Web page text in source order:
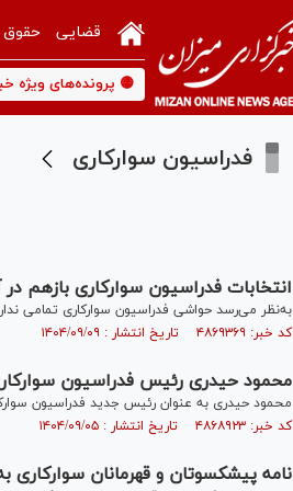
قضایی حقوق
🟡 پرونده‌های ویژه
فدراسیون سوارکاری
انتخابات فدراسیون سوارکاری بازهم
به‌نظر می‌رسد حواشی فدراسیون سوارکاری تمامی
کد خبر: ۴۸۶۹۳۶۹ تاریخ انتشار : ۱۴۰۴/۰۹/۰۹
محمود حیدری رئیس فدراسیون
محمود حیدری به عنوان رئیس جدید فدراسیون
کد خبر: ۴۸۶۸۹۲۳ تاریخ انتشار : ۱۴۰۴/۰۹/۰۵
نامه پیشکسوتان و قهرمانان سوارکاری